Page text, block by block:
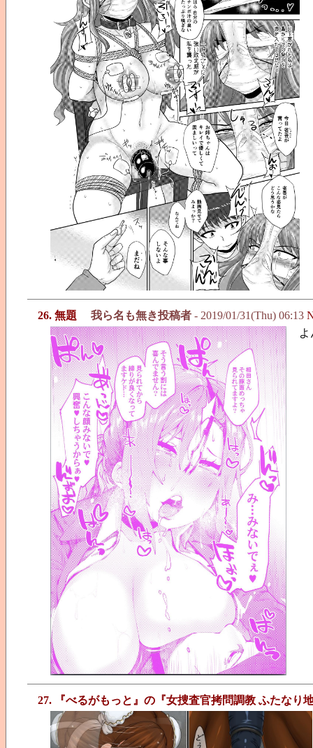
26. 無題 我ら名も無き投稿者 - 2019/01/31(Thu) 06:13
27. 『べるがもっと』の『女捜査官拷問調教 ふたなり